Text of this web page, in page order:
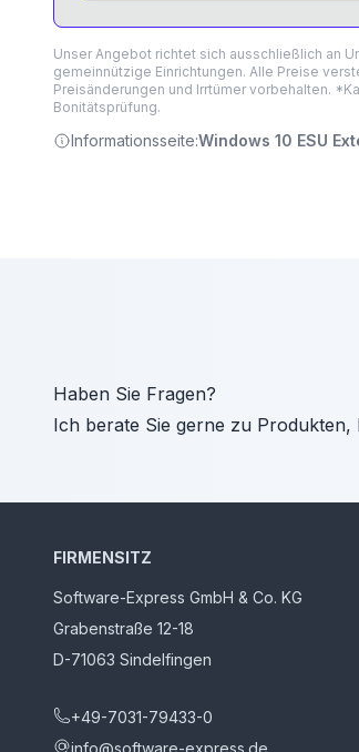
Unser Angebot richtet sich ausschließlich an
gemeinnützige Einrichtungen. Alle Preise
Preisänderungen und Irrtümer vorbehalten.
Bonitätsprüfung.
Informationsseite:Windows 10 ESU
Haben Sie Fragen?
Ich berate Sie gerne zu Produkten,
FIRMENSITZ
Software-Express GmbH & Co. KG
Grabenstraße 12-18
D-71063 Sindelfingen
+49-7031-79433-0
info@software-express.de